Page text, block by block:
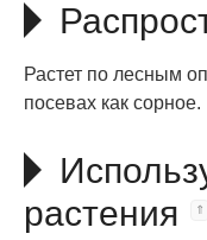
Растет по лесным
посевах как сорное.
растения